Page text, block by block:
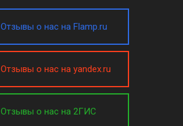
Отзывы о нас на Flamp.ru
Отзывы о нас на yandex.ru
Отзывы о нас на 2ГИС